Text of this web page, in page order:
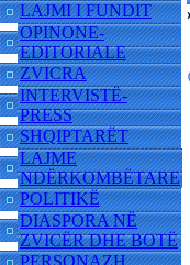
LAJMI I FUNDIT
OPINONE-
EDITORIALE
ZVICRA
INTERVISTË-
PRESS
SHQIPTARËT
LAJME
NDËRKOMBËTARE
POLITIKË
DIASPORA NË
ZVICËR DHE BOTË
PERSONAZH